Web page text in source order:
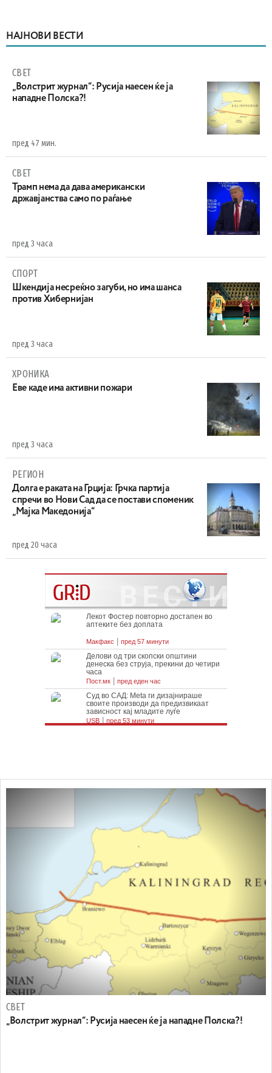
НАЈНОВИ ВЕСТИ
СВЕТ
„Волстрит журнал“: Русија наесен ќе ја
нападне Полска?!
пред 47 мин.
СВЕТ
Трамп нема да дава американски
државјанства само по раѓање
пред 3 часа
СПОРТ
Шкендија несреќно загуби, но има шанса
против Хибернијан
пред 3 часа
ХРОНИКА
Eве каде има активни пожари
пред 3 часа
РЕГИОН
Долга е раката на Грција: Грчка партија
спречи во Нови Сад да се постави споменик
„Мајка Македонија“
пред 20 часа
СВЕТ
„Волстрит журнал“: Русија наесен ќе ја нападне Полска?!